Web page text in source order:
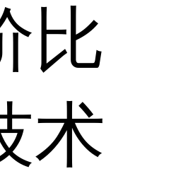
比
术